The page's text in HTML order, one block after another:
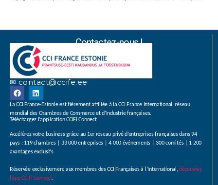
Contactez-nous !
✉ contact@ccife.ee
La CCI France-Estonie est fièrement affiliée à la CCI France International, réseau
mondial des Chambres de Commerce et d’Industrie françaises.
Téléchargez l’application CCIFI Connect
Accélérez votre business grâce au 1er réseau privé d’entreprises françaises dans 94
pays : 119 chambres | 33 000 entreprises | 4 000 événements | 300 comités | 1 200
avantages exclusifs
Réservée exclusivement aux membres des CCI Françaises à l’International,découvrez
l’app CCIFI Connect.